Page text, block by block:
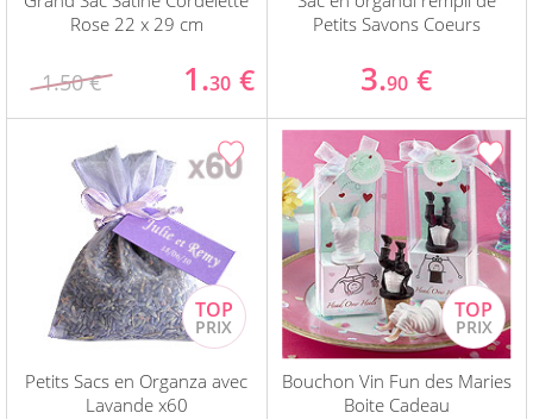
Rose 22 x 29 cm
1.50 € 1.30 €
Petits Savons Coeurs
3.90 €
Petits Sacs en Organza avec
Lavande x60
Bouchon Vin Fun des Maries
Boite Cadeau